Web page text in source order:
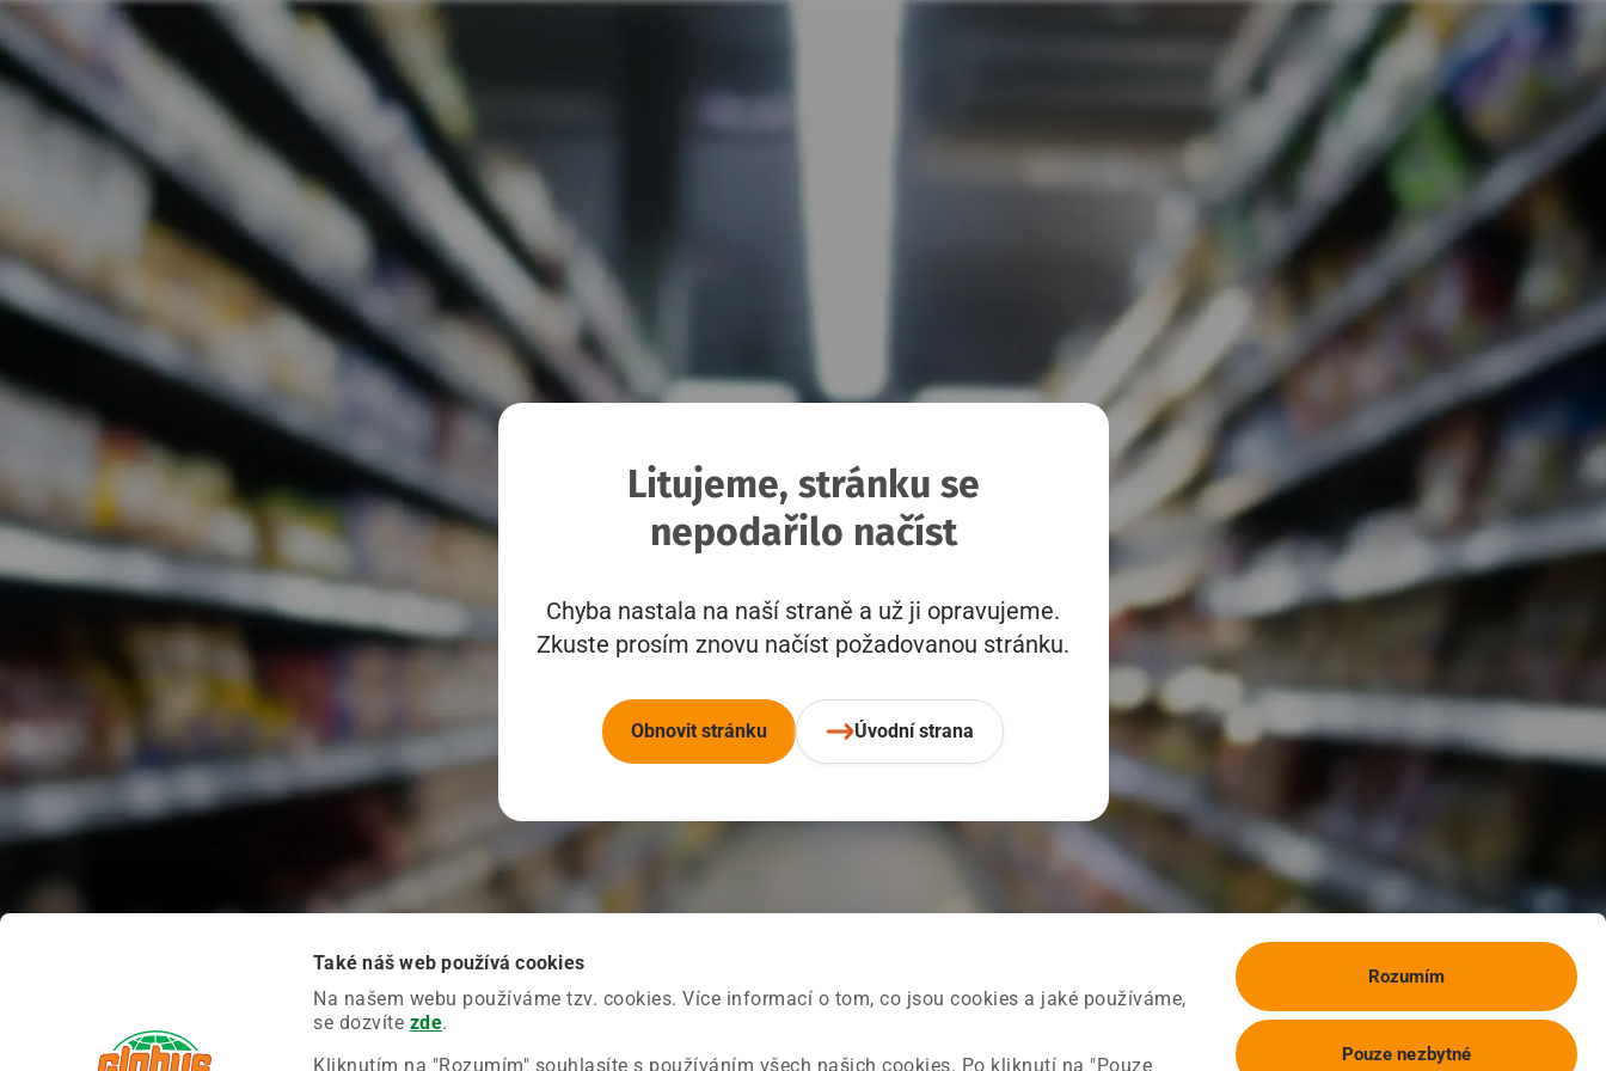
Také náš web používá cookies
Na našem webu používáme tzv. cookies. Více informací o tom, co jsou cookies a jaké používáme,
se dozvíte zde.
Kliknutím na "Rozumím" souhlasíte s používáním všech našich cookies. Po kliknutí na "Pouze
Rozumím
Pouze nezbytné
Litujeme, stránku se
nepodařilo načíst
Chyba nastala na naší straně a už ji opravujeme.
Zkuste prosím znovu načíst požadovanou stránku.
Obnovit stránku Úvodní strana